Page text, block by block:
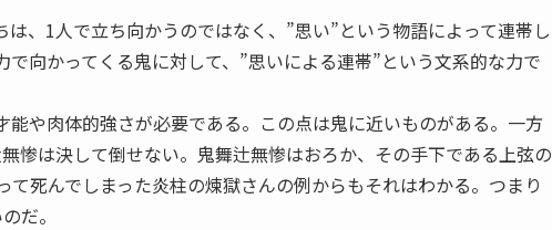
、1人で立ち向かうのではなく、”思い”という物語によって連帯し
向かってくる鬼に対して、”思いによる連帯”という文系的な力で
や肉体的強さが必要である。この点は鬼に近いものがある。一方
惨は決して倒せない。鬼舞辻無惨はおろか、その手下である上弦の
死んでしまった炎柱の煉獄さんの例からもそれはわかる。つまり
だ。